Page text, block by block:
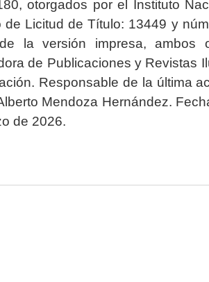
otorgados por el Instituto
de Licitud de Título: 13449 y
la versión impresa, ambos
de Publicaciones y Revistas
Responsable de la última
Mendoza Hernández.
de 2026.